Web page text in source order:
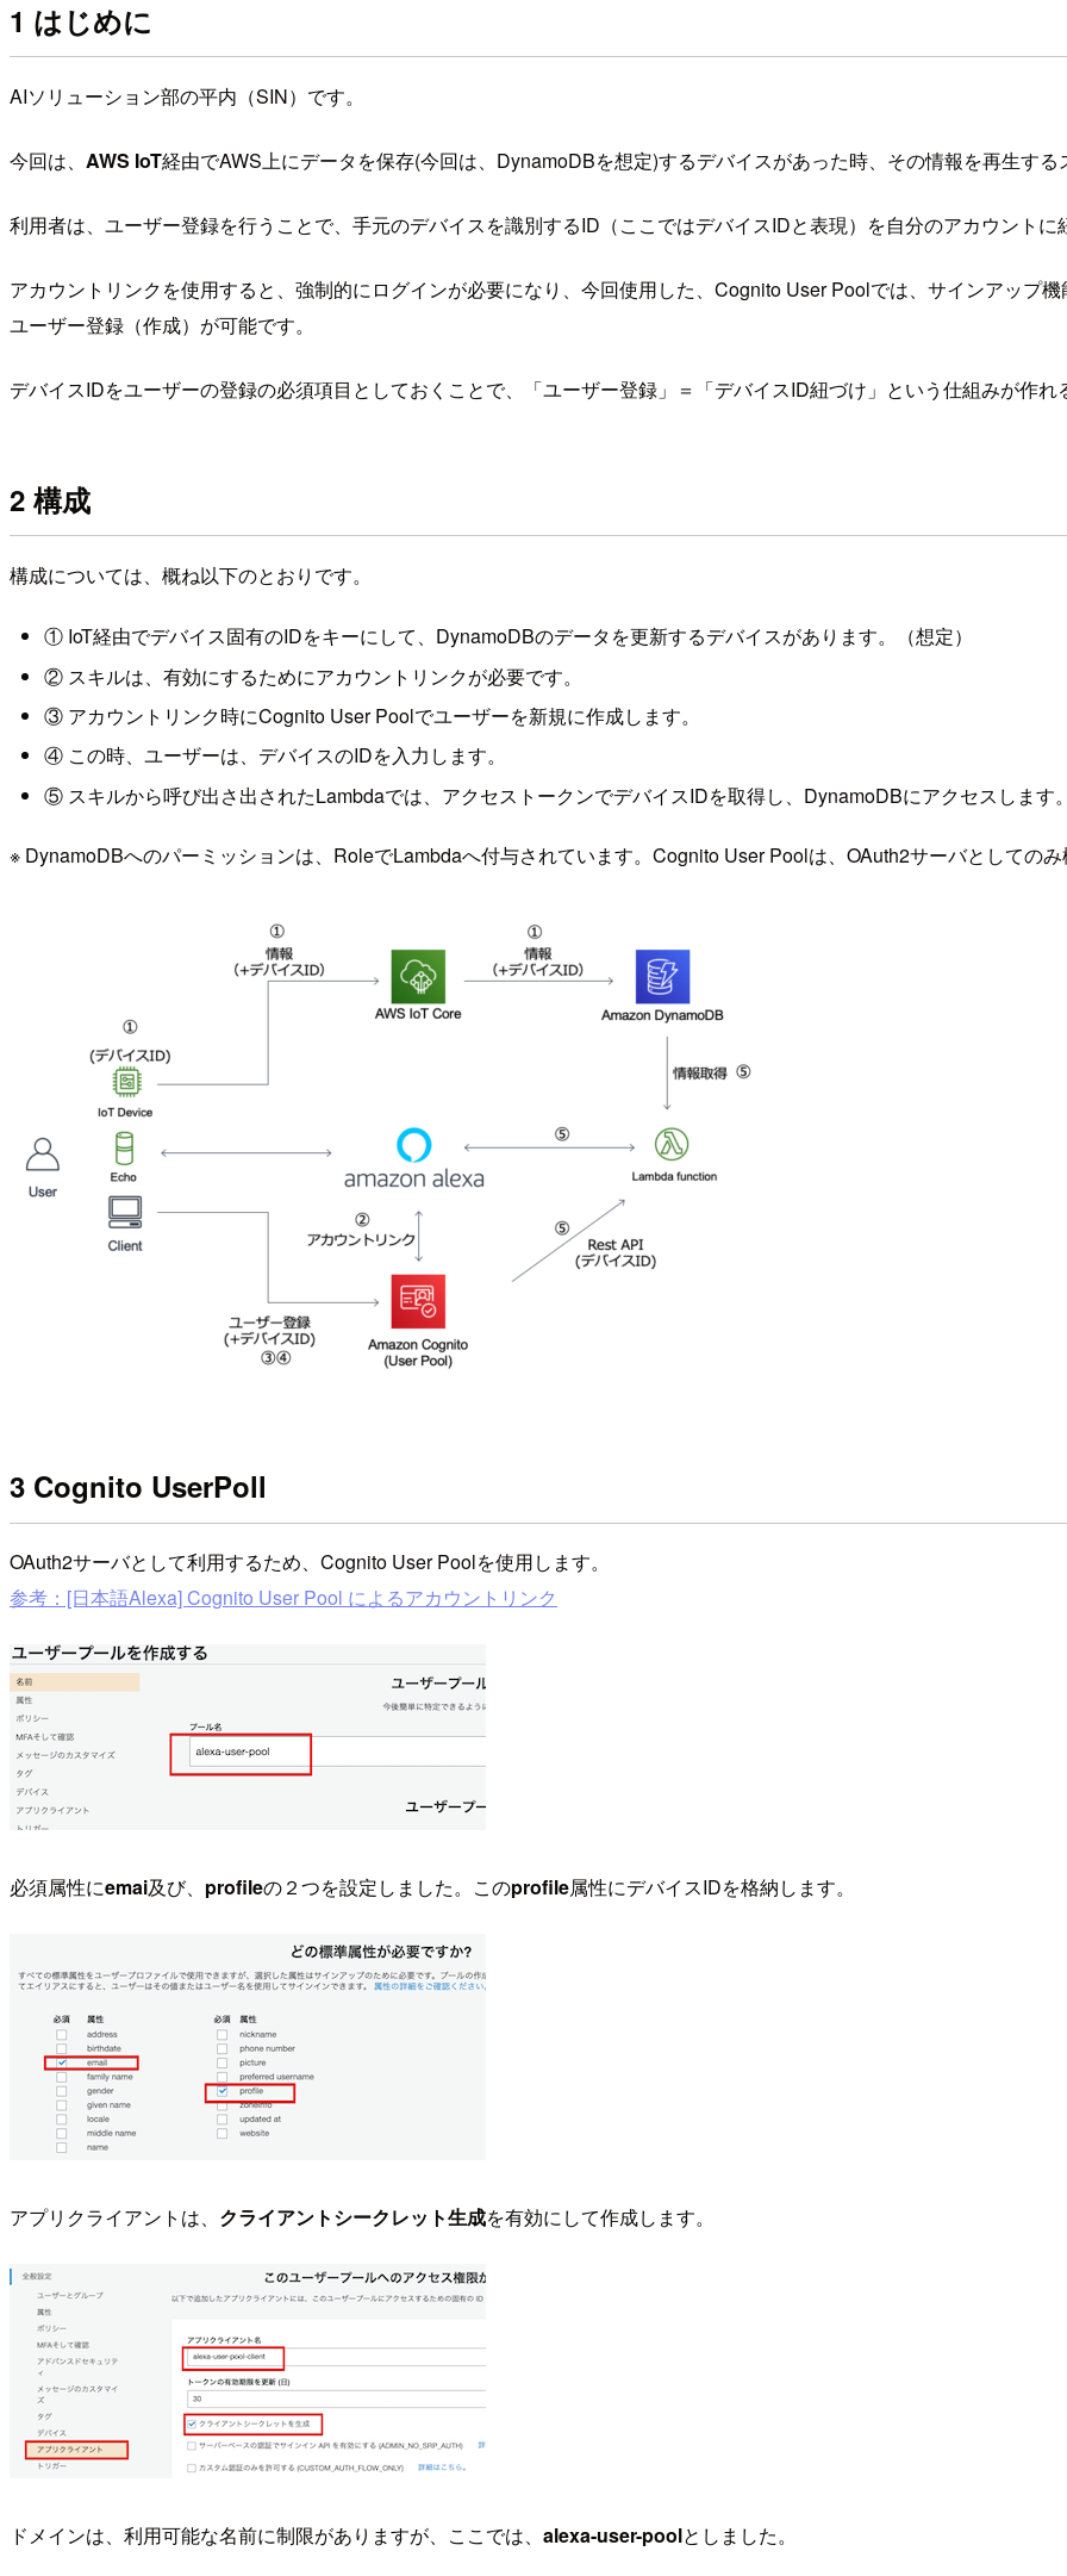
1 はじめに
AIソリューション部の平内（SIN）です。
今回は、 AWS IoT経由でAWS上にデータを保存(今回は、DynamoDBを想定)するデバイスがあった時、その情報を再生する
利用者は、ユーザー登録を行うことで、手元のデバイスを識別するID（ここではデバイスIDと表現）を自分のアカウントに
アカウントリンクを使用すると、強制的にログインが必要になり、今回使用した、Cognito User Poolでは、サインアップ
ユーザー登録（作成）が可能です。
デバイスIDをユーザーの登録の必須項目としておくことで、「ユーザー登録」＝「デバイスID紐づけ」という仕組みが作れ
2 構成
構成については、概ね以下のとおりです。
① IoT経由でデバイス固有のIDをキーにして、DynamoDBのデータを更新するデバイスがあります。（想定）
② スキルは、有効にするためにアカウントリンクが必要です。
③ アカウントリンク時にCognito User Poolでユーザーを新規に作成します。
④ この時、ユーザーは、デバイスのIDを入力します。
⑤ スキルから呼び出さ出されたLambdaでは、アクセストークンでデバイスIDを取得し、DynamoDBにアクセスします。
※ DynamoDBへのパーミッションは、RoleでLambdaへ付与されています。Cognito User Poolは、OAuth2サーバとしてのみ
3 Cognito UserPoll
OAuth2サーバとして利用するため、Cognito User Poolを使用します。
参考：[日本語Alexa] Cognito User Pool によるアカウントリンク
必須属性にemai及び、 profileの２つを設定しました。このprofile属性にデバイスIDを格納します。
アプリクライアントは、 クライアントシークレット生成を有効にして作成します。
ドメインは、利用可能な名前に制限がありますが、ここでは、 alexa-user-poolとしました。